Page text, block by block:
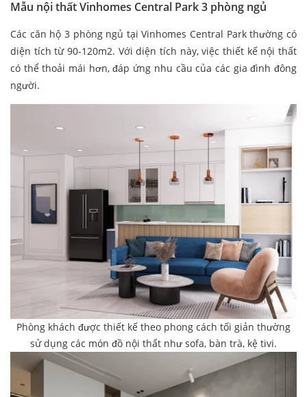
Mẫu nội thất Vinhomes Central Park 3 phòng ngủ
Các căn hộ 3 phòng ngủ tại Vinhomes Central Park thường có
diện tích từ 90-120m2. Với diện tích này, việc thiết kế nội thất
có thể thoải mái hơn, đáp ứng nhu cầu của các gia đình đông
người.
Phòng khách được thiết kế theo phong cách tối giản thường
sử dụng các món đồ nội thất như sofa, bàn trà, kệ tivi.